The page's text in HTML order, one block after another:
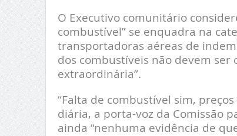
O Executivo comunitário
combustível” se enquadra na
transportadoras aéreas de
dos combustíveis não devem
extraordinária”.
“Falta de combustível sim,
diária, a porta-voz da Comissão
ainda “nenhuma evidência de